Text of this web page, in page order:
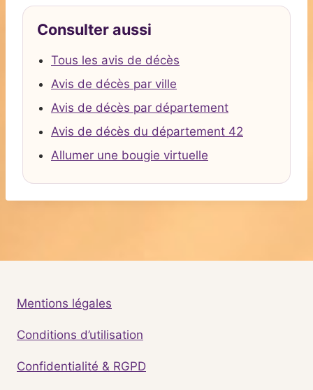
Consulter aussi
Tous les avis de décès
Avis de décès par ville
Avis de décès par département
Avis de décès du département 42
Allumer une bougie virtuelle
Mentions légales
Conditions d’utilisation
Confidentialité & RGPD